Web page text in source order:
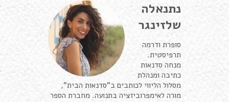
נתנאלה
שלזינגר
סופרת ודרמה
תרפיסטית.
מנחה סדנאות
כתיבה ומנהלת
מסלול הליווי לכותבים ב"סדנאות הבית",
מורה לאימפרוביזציה בתנועה. מחברת הספר